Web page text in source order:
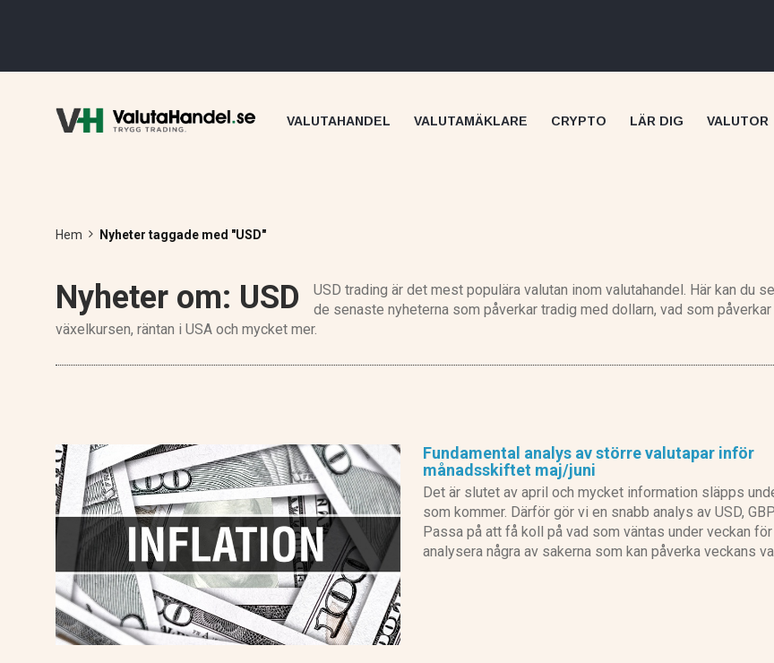
VALUTAHANDEL VALUTAMÄKLARE
Skilling recension
eToro recension
CRYPTO LÄR DIG VALUTOR
Hem Nyheter taggade med "USD"
Nyheter om: USD
USD trading är det mest populära valutan inom valutahandel. Här kan du se
de senaste nyheterna som påverkar tradig med dollarn, vad som påverkar
växelkursen, räntan i USA och mycket mer.
Fundamental analys av större valutapar inför
månadsskiftet maj/juni
Det är slutet av april och mycket information släpps
som kommer. Därför gör vi en snabb analys av USD,
Passa på att få koll på vad som väntas under veckan
analysera några av sakerna som kan påverka veckans